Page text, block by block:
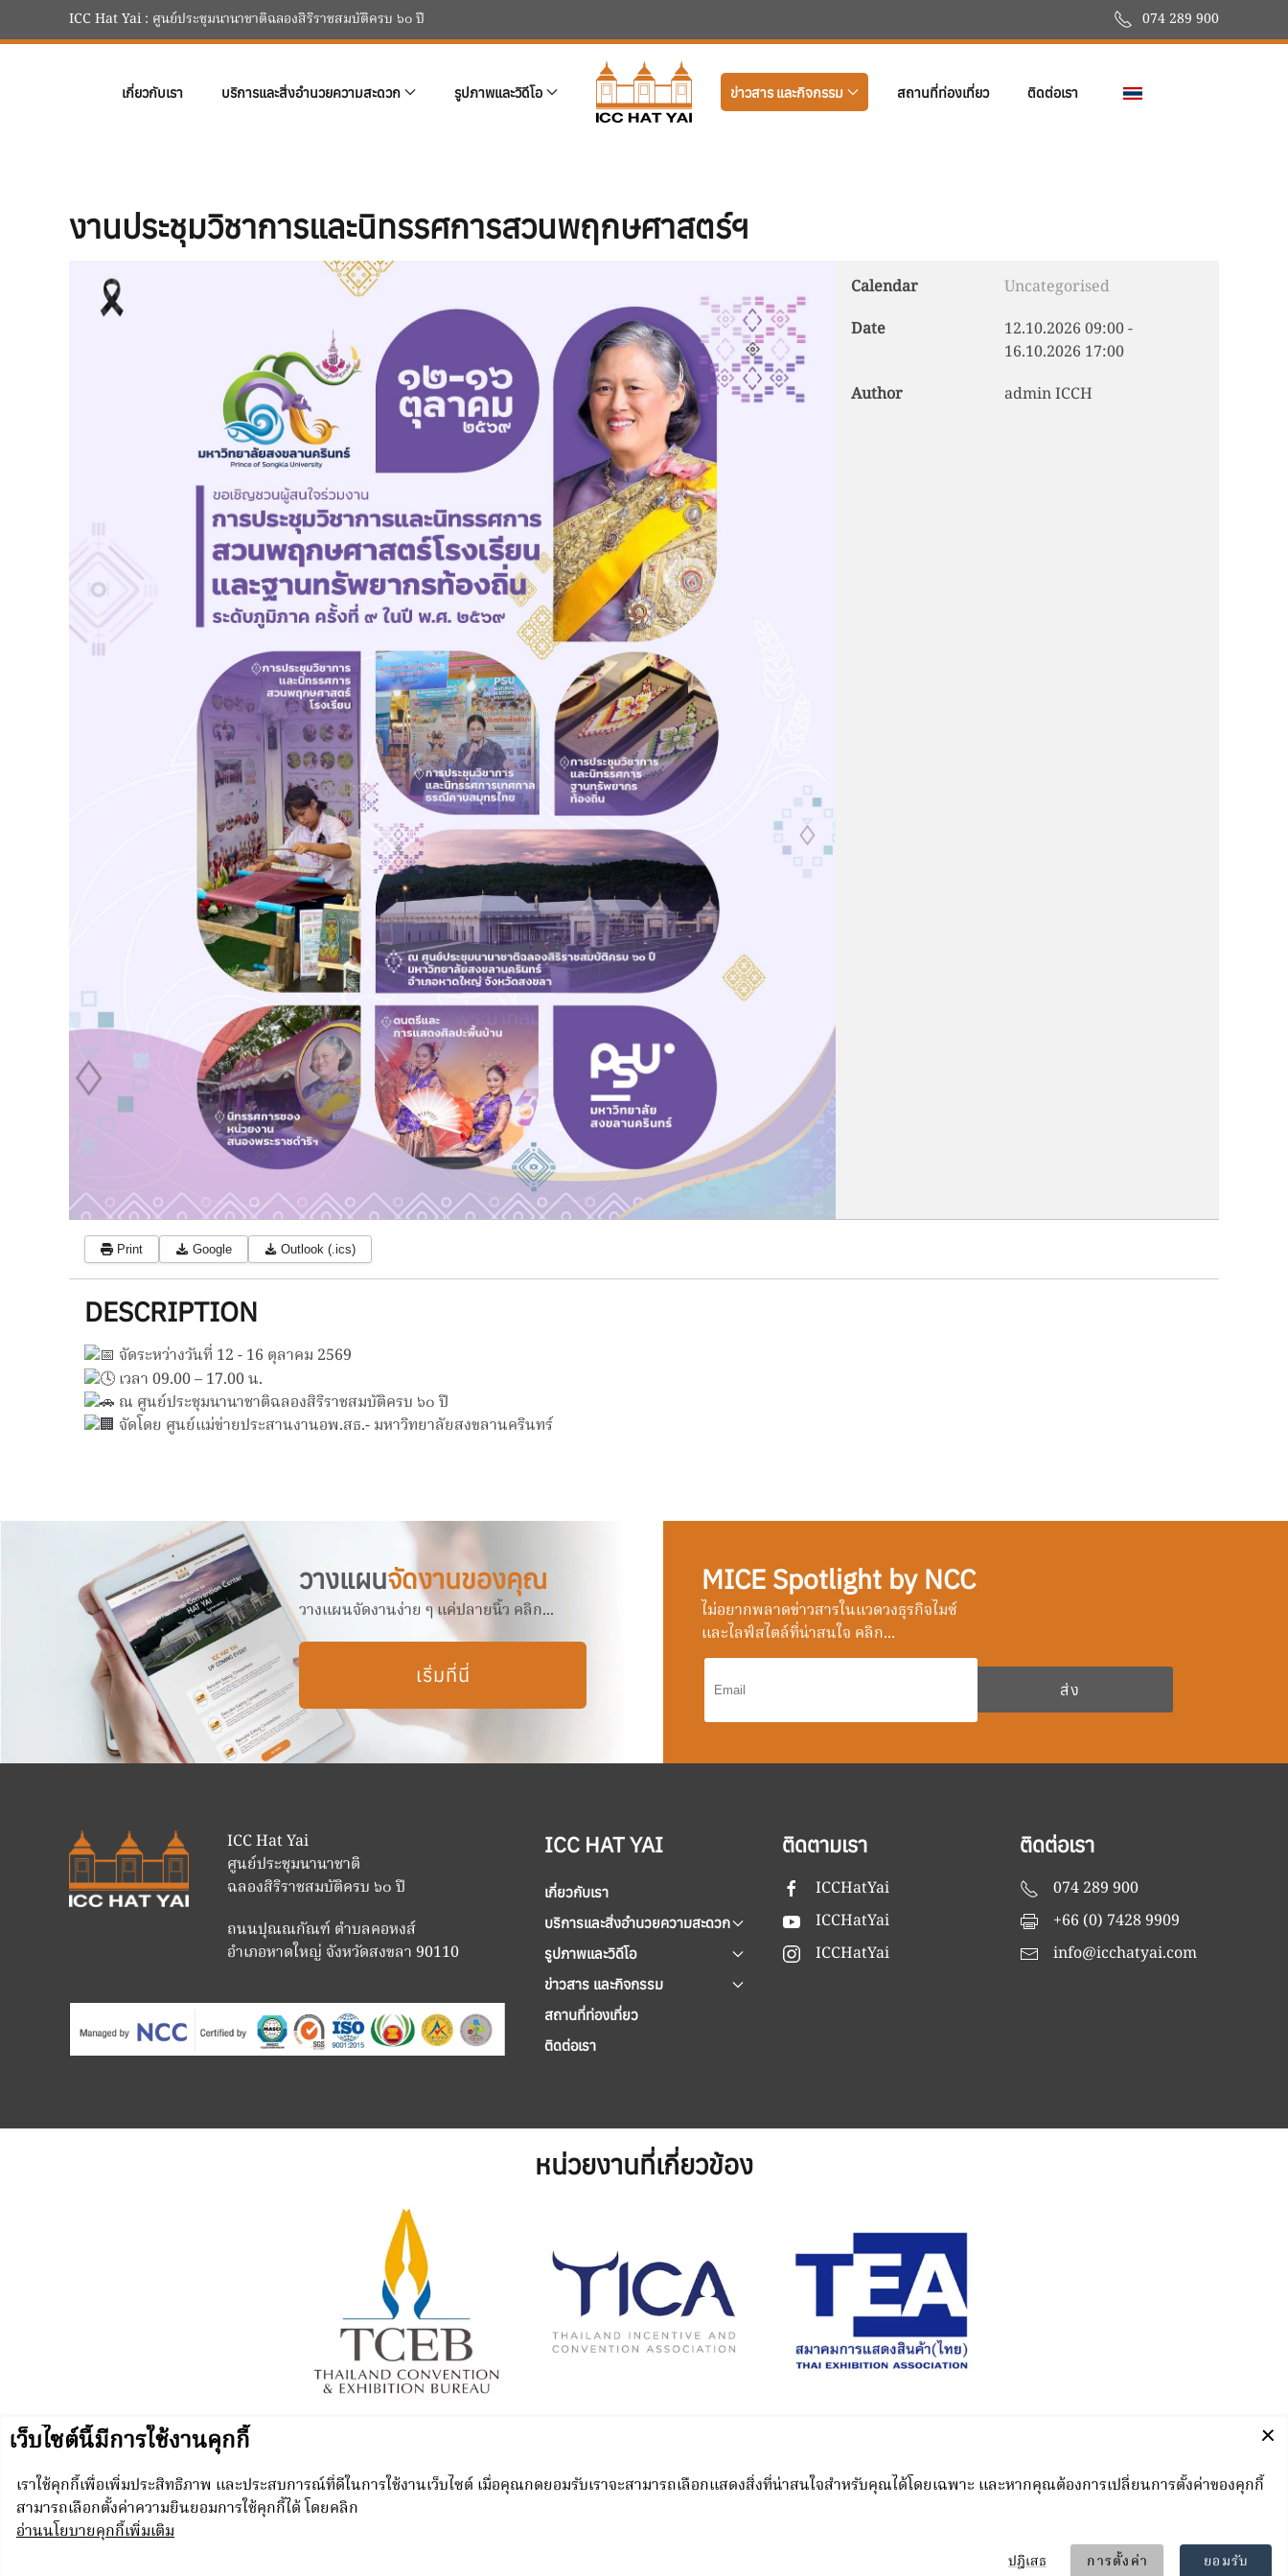
ICC Hat Yai : ศูนย์ประชุมนานาชาติฉลองสิริราชสมบัติครบ ๖๐ ปี 074 289 900
เกี่ยวกับเรา บริการและสิ่งอำนวยความสะดวก รูปภาพและวิดีโอ ข่าวสาร และกิจกรรม สถานที่ท่องเที่ยว ติดต่อเรา
งานประชุมวิชาการและนิทรรศการสวนพฤกษศาสตร์ฯ
Calendar
Uncategorised
Date
12.10.202609:00-
16.10.2026 17:00
Author
admin ICCH
Print Google Outlook (.ics)
DESCRIPTION
จัดระหว่างวันที่ 12 - 16 ตุลาคม 2569
เวลา 09.00 – 17.00 น.
ณ ศูนย์ประชุมนานาชาติฉลองสิริราชสมบัติครบ ๖๐ ปี
จัดโดย ศูนย์แม่ข่ายประสานงานอพ.สธ.- มหาวิทยาลัยสงขลานครินทร์
วางแผนจัดงานของคุณ
วางแผนจัดงานง่าย ๆ แค่ปลายนิ้ว คลิก...
เริ่มที่นี่
MICE Spotlight by NCC
ไม่อยากพลาดข่าวสารในแวดวงธุรกิจไมซ์
และไลฟ์สไตล์ที่น่าสนใจ คลิก...
ICC Hat Yai
ศูนย์ประชุมนานาชาติ
ฉลองสิริราชสมบัติครบ ๖๐ ปี
ถนนปุณณกัณฑ์ ตำบลคอหงส์
อำเภอหาดใหญ่ จังหวัดสงขลา 90110
ICC HAT YAI
เกี่ยวกับเรา
บริการและสิ่งอำนวยความสะดวก
รูปภาพและวิดีโอ
ข่าวสาร และกิจกรรม
สถานที่ท่องเที่ยว
ติดต่อเรา
ติดตามเรา
ICCHatYai
ICCHatYai
ICCHatYai
ติดต่อเรา
074 289 900
+66 (0) 7428 9909
info@icchatyai.com
หน่วยงานที่เกี่ยวข้อง
N.C.C. Management & Development Co., Ltd.
Punnakan Road, Kho Hong, Hat Yai, Songkhla 90110 Thailand